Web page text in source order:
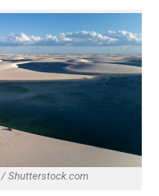
Shutterstock.com